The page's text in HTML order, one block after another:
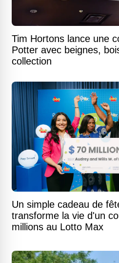
Tim Hortons lance une
Potter avec beignes,
collection
Un simple cadeau de
transforme la vie d'un
millions au Lotto Max